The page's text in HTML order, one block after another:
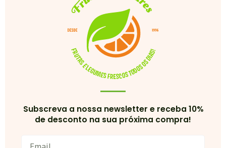
Subscreva a nossa newsletter e receba 10%
de desconto na sua próxima compra!